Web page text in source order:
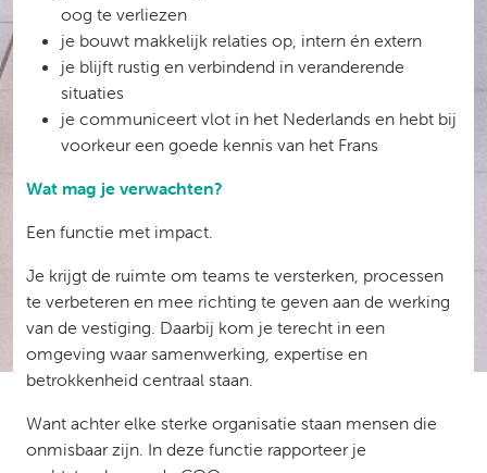
oog te verliezen
je bouwt makkelijk relaties op, intern én extern
je blijft rustig en verbindend in veranderende
situaties
je communiceert vlot in het Nederlands en hebt bij
voorkeur een goede kennis van het Frans
Wat mag je verwachten?
Een functie met impact.
Je krijgt de ruimte om teams te versterken, processen
te verbeteren en mee richting te geven aan de werking
van de vestiging. Daarbij kom je terecht in een
omgeving waar samenwerking, expertise en
betrokkenheid centraal staan.
Want achter elke sterke organisatie staan mensen die
onmisbaar zijn. In deze functie rapporteer je